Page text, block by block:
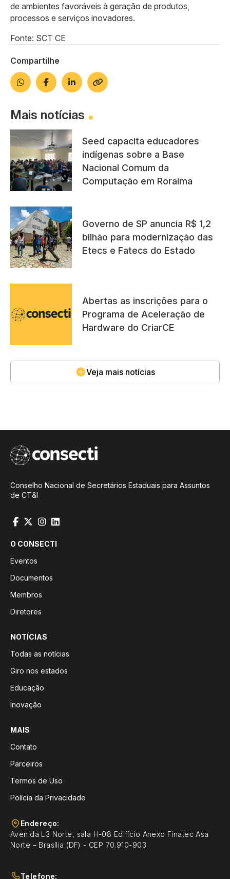
de ambientes favoráveis à geração de produtos,
processos e serviços inovadores.
Fonte: SCT CE
Compartilhe
Mais notícias
Seed capacita educadores
indígenas sobre a Base
Nacional Comum da
Computação em Roraima
Governo de SP anuncia R$ 1,2
bilhão para modernização das
Etecs e Fatecs do Estado
Abertas as inscrições para o
Programa de Aceleração de
Hardware do CriarCE
Veja mais notícias
Conselho Nacional de Secretários Estaduais para Assuntos
de CT&I
O CONSECTI
Eventos
Documentos
Membros
Diretores
NOTÍCIAS
Todas as notícias
Giro nos estados
Educação
Inovação
MAIS
Contato
Parceiros
Termos de Uso
Polícia da Privacidade
Endereço:
Avenida L3 Norte, sala H-08 Edifício Anexo Finatec Asa
Norte – Brasília (DF) - CEP 70.910-903
Telefone: